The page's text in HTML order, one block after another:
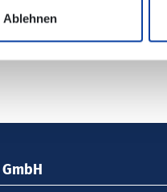
Ablehnen